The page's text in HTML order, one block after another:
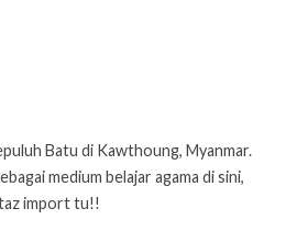
Batu di Kawthoung, Myanmar.
medium belajar agama di sini,
import tu!!